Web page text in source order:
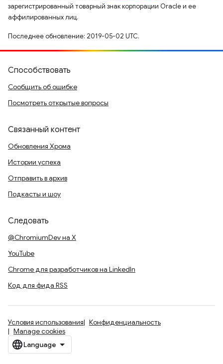
зарегистрированный товарный знак корпорации Oracle и ее
аффилированных лиц.
Последнее обновление: 2019-05-02 UTC.
Способствовать
Сообщить об ошибке
Посмотреть открытые вопросы
Связанный контент
Обновления Хрома
Истории успеха
Отправить в архив
Подкасты и шоу
Следовать
@ChromiumDev на X
YouTube
Chrome для разработчиков на LinkedIn
Код для фида RSS
Условия использования
Конфиденциальность
Manage cookies